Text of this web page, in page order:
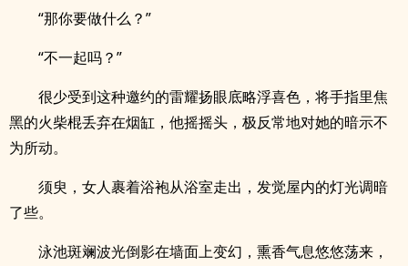
“那你要做什么？”
“不一起吗？”
很少受到这种邀约的雷耀扬眼底略浮喜色，将手指里焦
黑的火柴棍丢弃在烟缸，他摇摇头，极反常地对她的暗示不
为所动。
须臾，女人裹着浴袍从浴室走出，发觉屋内的灯光调暗
了些。
泳池斑斓波光倒影在墙面上变幻，熏香气息悠悠荡来，